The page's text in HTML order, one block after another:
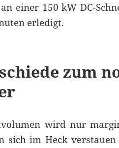
einer 150 kW DC-
erledigt.
zum
wird nur
sich im Heck